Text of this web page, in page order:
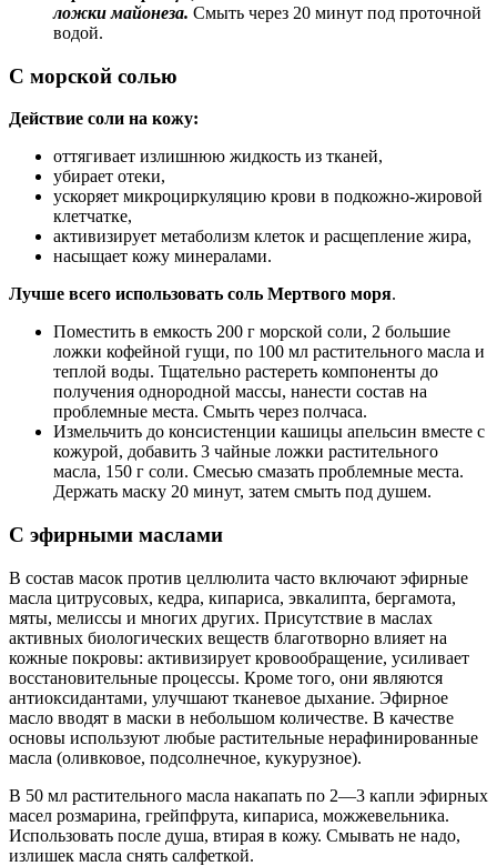
ложки майонеза. Смыть через 20 минут под проточной
водой.
С морской солью
Действие соли на кожу:
оттягивает излишнюю жидкость из тканей,
убирает отеки,
ускоряет микроциркуляцию крови в подкожно-жировой
клетчатке,
активизирует метаболизм клеток и расщепление жира,
насыщает кожу минералами.
Лучше всего использовать соль Мертвого моря.
Поместить в емкость 200 г морской соли, 2 большие
ложки кофейной гущи, по 100 мл растительного масла и
теплой воды. Тщательно растереть компоненты до
получения однородной массы, нанести состав на
проблемные места. Смыть через полчаса.
Измельчить до консистенции кашицы апельсин вместе с
кожурой, добавить 3 чайные ложки растительного
масла, 150 г соли. Смесью смазать проблемные места.
Держать маску 20 минут, затем смыть под душем.
С эфирными маслами
В состав масок против целлюлита часто включают эфирные
масла цитрусовых, кедра, кипариса, эвкалипта, бергамота,
мяты, мелиссы и многих других. Присутствие в маслах
активных биологических веществ благотворно влияет на
кожные покровы: активизирует кровообращение, усиливает
восстановительные процессы. Кроме того, они являются
антиоксидантами, улучшают тканевое дыхание. Эфирное
масло вводят в маски в небольшом количестве. В качестве
основы используют любые растительные нерафинированные
масла (оливковое, подсолнечное, кукурузное).
В 50 мл растительного масла накапать по 2—3 капли эфирных
масел розмарина, грейпфрута, кипариса, можжевельника.
Использовать после душа, втирая в кожу. Смывать не надо,
излишек масла снять салфеткой.